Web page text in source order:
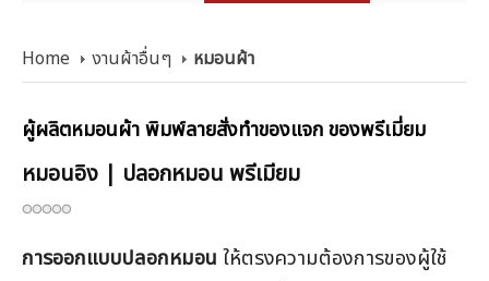
Home งานผ้าอื่นๆ หมอนผ้า
ผู้ผลิตหมอนผ้า พิมพ์ลายสั่งทำของแจก ของพรีเมี่ยม
หมอนอิง | ปลอกหมอน พรีเมียม
การออกแบบปลอกหมอน ให้ตรงความต้องการของผู้ใช้